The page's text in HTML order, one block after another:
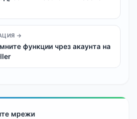
→
функции чрез акаунта на
мрежи